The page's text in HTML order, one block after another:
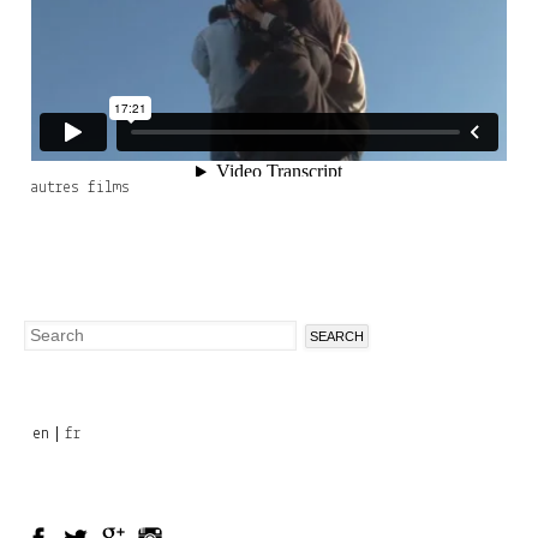
autres films
Search
en fr